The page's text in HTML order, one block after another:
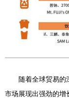
随着全球贸易的
市场展现出强劲的增